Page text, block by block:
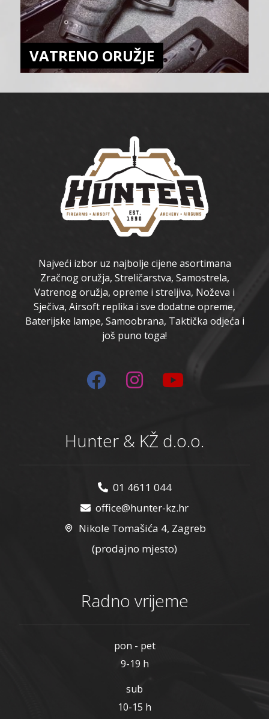
VATRENO ORUŽJE
Najveći izbor uz najbolje cijene asortimana
Zračnog oružja, Streličarstva, Samostrela,
Vatrenog oružja, opreme i streljiva, Noževa i
Sječiva, Airsoft replika i sve dodatne opreme,
Baterijske lampe, Samoobrana, Taktička odjeća i
još puno toga!
Hunter & KŽ d.o.o.
01 4611 044
office@hunter-kz.hr
Nikole Tomašića 4, Zagreb
(prodajno mjesto)
Radno vrijeme
pon - pet
9-19 h
sub
10-15 h